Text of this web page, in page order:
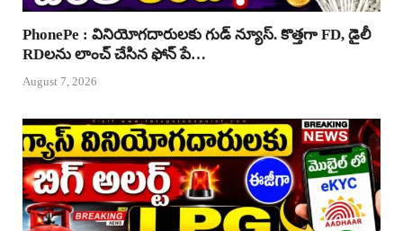
PhonePe : వినియోగదారులకు గుడ్ న్యూస్. కొత్తగా FD, డైలీ
RDలను లాంచ్ చేసిన ఫోన్ పే…
August 7, 2026